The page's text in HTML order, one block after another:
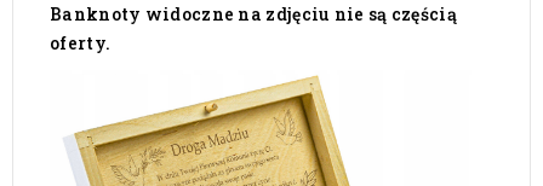
Banknoty widoczne na zdjęciu nie są częścią
oferty.